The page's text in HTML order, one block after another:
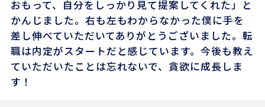
おもって、自分をしっかり見て提案してくれた」と
かんじました。右も左もわからなかった僕に手を
差し伸べていただいてありがとうございました。転
職は内定がスタートだと感じています。今後も教え
ていただいたことは忘れないで、貪欲に成長しま
す！